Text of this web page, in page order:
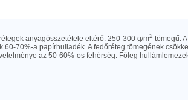
anyagösszetétele eltérő. 250-300 g/m2 tömegű.
60-70%-a papírhulladék. A fedőréteg tömegének
az 50-60%-os fehérség. Főleg